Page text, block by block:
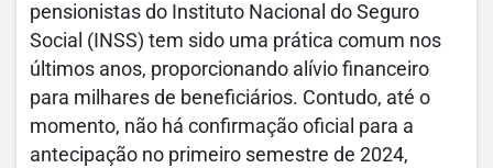
pensionistas do Instituto Nacional do Seguro
Social (INSS) tem sido uma prática comum nos
últimos anos, proporcionando alívio financeiro
para milhares de beneficiários. Contudo, até o
momento, não há confirmação oficial para a
antecipação no primeiro semestre de 2024,